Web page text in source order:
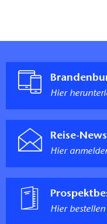
Hier
Reise-
Hier
Hier